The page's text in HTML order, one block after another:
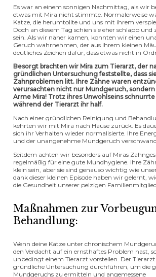
Es war an einem sonnigen Nachmittag, als wir
etwas mit Mira nicht stimmte. Normalerweise
Katze, die herumtollte und uns mit ihrem
Doch an diesem Tag schien sie eher schlapp
sein. Als wir näher kamen, konnten wir einen
Geruch wahrnehmen, der aus ihrem kleinen
deutliches Zeichen dafür, dass etwas nicht in
Besorgt brachten wir Mira zum Tierarzt, der
gründlichen Untersuchung feststellte, dass
Zahnproblemen litt. Ihre Zähne waren
verursachten nicht nur Mundgeruch,
Arme Mira! Trotz ihres Unwohlseins schnurrte
während der Tierarzt ihr half.
Nach einer gründlichen Reinigung und
kehrten wir mit Mira nach Hause zurück. Es
sich ihr Verhalten wieder normalisierte. Ihre
und der unangenehme Mundgeruch
Seitdem achten wir besonders auf Miras
regelmäßig für eine gute Mundhygiene. Ihre
klein sein, aber sie sind genauso wichtig wie
dank dieser kleinen Episode haben wir gelernt,
die Gesundheit unserer pelzigen
Maßnahmen zur
Behandlung:
Wenn deine Katze unter chronischem
den Verdacht auf ein ernsthaftes Problem hast,
unbedingt einem Tierarzt vorstellen. Der
gründliche Untersuchung durchführen, um die
Mundgeruchs zu ermitteln und angemessene